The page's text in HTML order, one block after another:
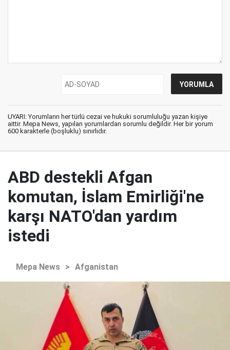
UYARI: Yorumların her türlü cezai ve hukuki sorumluluğu yazan kişiye
aittir. Mepa News, yapılan yorumlardan sorumlu değildir. Her bir yorum
600 karakterle (boşluklu) sınırlıdır.
ABD destekli Afgan
komutan, İslam Emirliği'ne
karşı NATO'dan yardım
istedi
Mepa News > Afganistan